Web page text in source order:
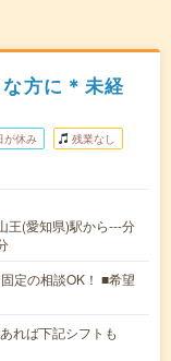
方に＊未経
が休み 残業なし
王(愛知県)駅から---分
定の相談OK！ ■希望
れば下記シフトも